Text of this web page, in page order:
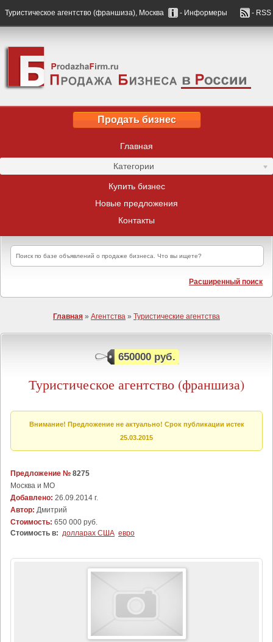
Туристическое агентство (франшиза), Москва - Информеры - RSS
Продать бизнес
Главная
Категории
Купить бизнес
Новые предложения
Контакты
Расширенный поиск
Главная » Агентства » Туристические агентства
650000 руб.
Туристическое агентство (франшиза)
Внимание! Предложение не актуально! Срок публикации истек
25.03.2015
Предложение № 8275
Москва и МО
Добавлено: 26.09.2014 г.
Автор: Дмитрий
Стоимость: 650 000 руб.
Стоимость в: долларах США евро